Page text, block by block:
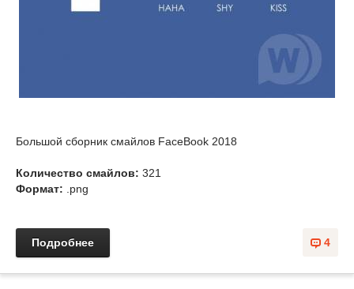
Большой сборник смайлов FaceBook 2018
Количество смайлов: 321
Формат: .png
4
Подробнее